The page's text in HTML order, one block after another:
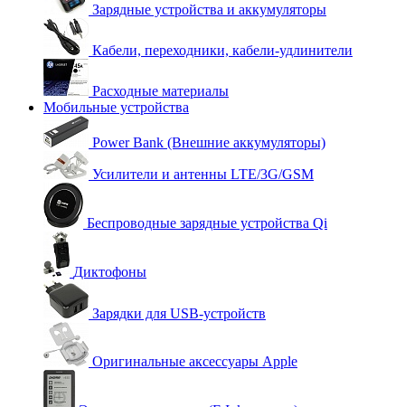
Зарядные устройства и аккумуляторы
Кабели, переходники, кабели-удлинители
Расходные материалы
Мобильные устройства
Power Bank (Внешние аккумуляторы)
Усилители и антенны LTE/3G/GSM
Беспроводные зарядные устройства Qi
Диктофоны
Зарядки для USB-устройств
Оригинальные аксессуары Apple